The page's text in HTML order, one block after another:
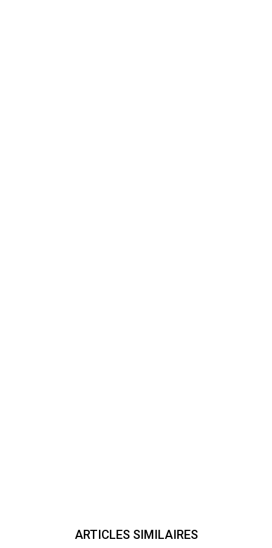
ARTICLES SIMILAIRES